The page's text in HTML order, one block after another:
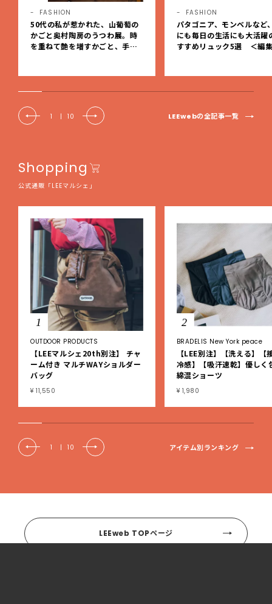
FASHION
50代の私が惹かれた、山葡萄の
かごと奥村陶房のうつわ展。時
を重ねて艶を増すかごと、手仕
FASHION
パタゴニア、モンベルなど
にも毎日の生活にも大活躍
すすめリュック5選 ＜編
1 | 10 LEEwebの全記事一覧
Shopping
公式通販「LEEマルシェ」
1
OUTDOOR PRODUCTS
【LEEマルシェ20th別注】 チャ
ーム付き マルチWAYショルダー
バッグ
¥ 11,550
2
BRADELIS New York peace
【LEE別注】【洗える】【
冷感】【吸汗速乾】優しく
綿混ショーツ
¥ 1,980
1 | 10 アイテム別ランキング
LEEweb TOPページ